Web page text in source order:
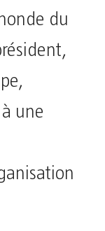
du
une